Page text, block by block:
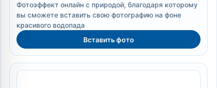
Фотоэффект онлайн с природой, благодаря которому
вы сможете вставить свою фотографию на фоне
красивого водопада
Вставить фото